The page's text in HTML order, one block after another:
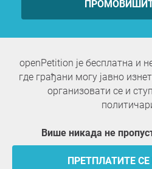
openPetition је бесплатна и
где грађани могу јавно
организовати се и
Више никада не
ПРЕТПЛАТИТЕ